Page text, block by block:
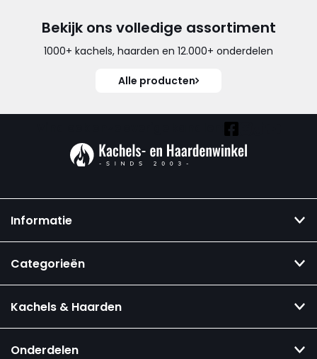
Bekijk ons volledige assortiment
1000+ kachels, haarden en 12.000+ onderdelen
Alle producten
Informatie
Categorieën
Kachels & Haarden
Onderdelen